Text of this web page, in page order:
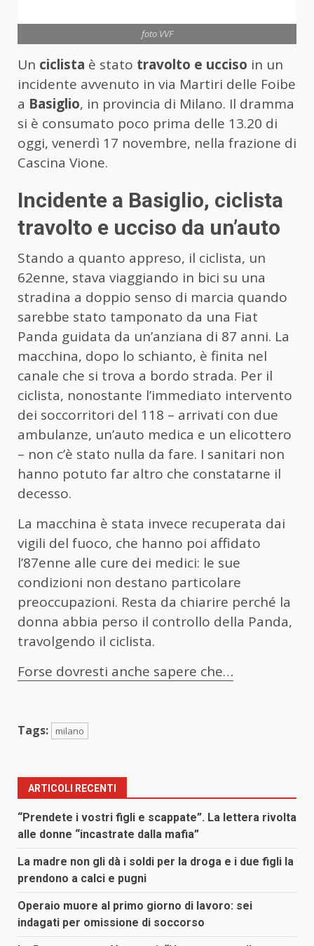
foto VVF
Un ciclista è stato travolto e ucciso in un
incidente avvenuto in via Martiri delle Foibe
a Basiglio, in provincia di Milano. Il dramma
si è consumato poco prima delle 13.20 di
oggi, venerdì 17 novembre, nella frazione di
Cascina Vione.
Incidente a Basiglio, ciclista
travolto e ucciso da un’auto
Stando a quanto appreso, il ciclista, un
62enne, stava viaggiando in bici su una
stradina a doppio senso di marcia quando
sarebbe stato tamponato da una Fiat
Panda guidata da un’anziana di 87 anni. La
macchina, dopo lo schianto, è finita nel
canale che si trova a bordo strada. Per il
ciclista, nonostante l’immediato intervento
dei soccorritori del 118 – arrivati con due
ambulanze, un’auto medica e un elicottero
– non c’è stato nulla da fare. I sanitari non
hanno potuto far altro che constatarne il
decesso.
La macchina è stata invece recuperata dai
vigili del fuoco, che hanno poi affidato
l’87enne alle cure dei medici: le sue
condizioni non destano particolare
preoccupazioni. Resta da chiarire perché la
donna abbia perso il controllo della Panda,
travolgendo il ciclista.
Forse dovresti anche sapere che…
Tags: milano
ARTICOLI RECENTI
“Prendete i vostri figli e scappate”. La lettera rivolta
alle donne “incastrate dalla mafia”
La madre non gli dà i soldi per la droga e i due figli la
prendono a calci e pugni
Operaio muore al primo giorno di lavoro: sei
indagati per omissione di soccorso